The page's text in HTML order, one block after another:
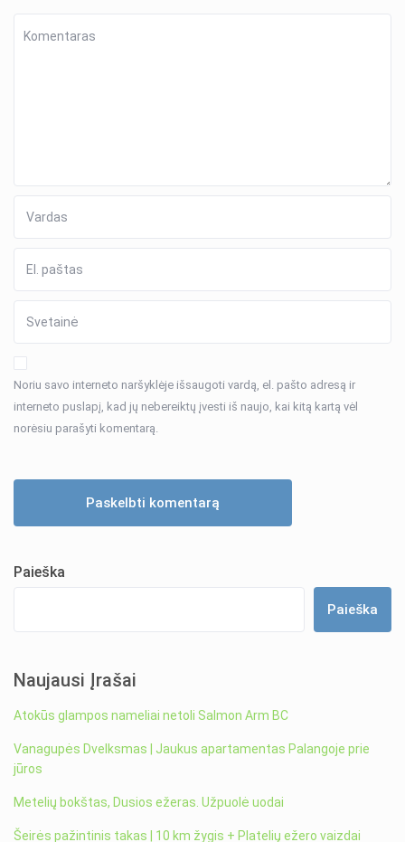
Noriu savo interneto naršyklėje išsaugoti vardą, el. pašto adresą ir
interneto puslapį, kad jų nebereiktų įvesti iš naujo, kai kitą kartą vėl
norėsiu parašyti komentarą.
Paieška
Paieška
Naujausi Įrašai
Atokūs glampos nameliai netoli Salmon Arm BC
Vanagupės Dvelksmas | Jaukus apartamentas Palangoje prie
jūros
Metelių bokštas, Dusios ežeras. Užpuolė uodai
Šeirės pažintinis takas | 10 km žygis + Platelių ežero vaizdai